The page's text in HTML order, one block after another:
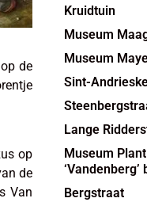
de
op
de
Van
Kruidtuin
Museum
Museum
Sint-
Lange
Museum
Bergstraat